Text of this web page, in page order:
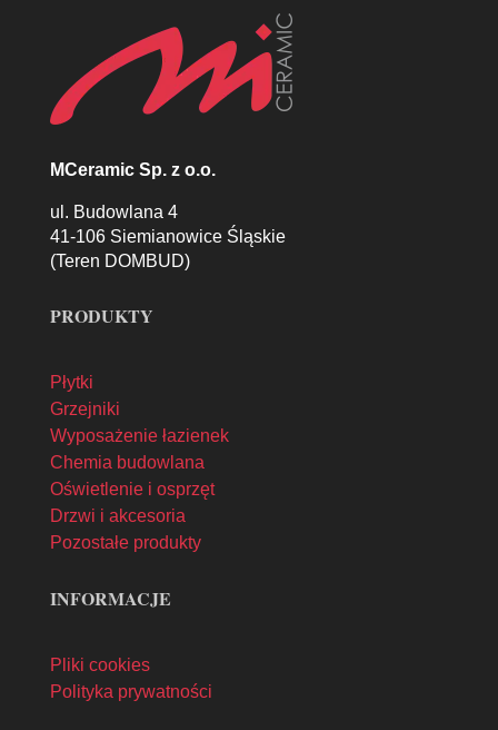
MCeramic Sp. z o.o.
ul. Budowlana 4
41-106 Siemianowice Śląskie
(Teren DOMBUD)
PRODUKTY
Płytki
Grzejniki
Wyposażenie łazienek
Chemia budowlana
Oświetlenie i osprzęt
Drzwi i akcesoria
Pozostałe produkty
INFORMACJE
Pliki cookies
Polityka prywatności